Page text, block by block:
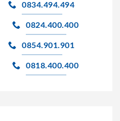
0834.494.494
0824.400.400
0854.901.901
0818.400.400